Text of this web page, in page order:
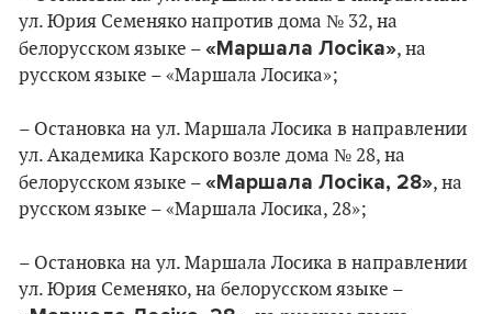
ул. Юрия Семеняко напротив дома № 32, на
белорусском языке – «Маршала Лосіка», на
русском языке – «Маршала Лосика»;
– Остановка на ул. Маршала Лосика в направлении
ул. Академика Карского возле дома № 28, на
белорусском языке – «Маршала Лосіка, 28», на
русском языке – «Маршала Лосика, 28»;
– Остановка на ул. Маршала Лосика в направлении
ул. Юрия Семеняко, на белорусском языке –